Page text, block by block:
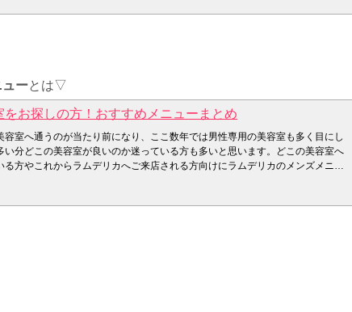
（ザ・グルーミング) の育毛ケア
しますよね？
ートメントを併用して使うことで、ドライ直後から髪のボリュームアップ感を
日髪のボリュームアップを感じる事ができます☆
ザ・グルーミング)のシャンプーとトリートメントでボリュームアップできる
ームアップエンパワーシステム』！
プエンパワーシステム』とは、資生堂プロフェッショナル独自のボリュームア
与え思い通りのスタイリングがきまる髪に導きます。
要なうるおいを十分に補うことで、肌の機能を整えます。肌荒れを防ぎ、乾燥
立たなくします。
ブロー3500円+炭酸泉500円のところ2117円(税込み) 炭酸泉トリートメント
ューと組み合わせて予約する
、洗い流さない、、などと手間がかからないと本当に効果があるのか不安にな
リートメントの効果は皆さんに実感頂けています！
ントをする前
ントをした後
の手触りを悪くしているのです！髪の手触りが悪くなる原因は髪のダメージだ
以上(250ppm)溶けたものが炭酸泉と定義されており、その中でも、
のを高濃度炭酸泉と言います。
ューとは▽
をお探しの方！おすすめメニューまとめ
容室へ通うのが当たり前になり、ここ数年では男性専用の美容室も多く目にし
い分どこの美容室が良いのか迷っている方も多いと思います。どこの美容室へ
る方やこれからラムデリカへご来店される方向けにラムデリカのメンズメニュ
輝きに満ちて健康的な生活をおくれるために、今メンズのお客様にとって一番
ないレベルの毛穴や頭皮の角質を見させていただきます。お客様の頭皮の状態
様なものです。初めてのお客様がお悩みを気軽に相談していただけるようにカ